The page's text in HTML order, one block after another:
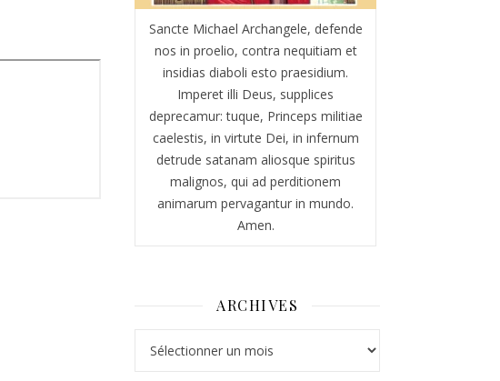
Sancte Michael Archangele, defende
nos in proelio, contra nequitiam et
insidias diaboli esto praesidium.
Imperet illi Deus, supplices
deprecamur: tuque, Princeps militiae
caelestis, in virtute Dei, in infernum
detrude satanam aliosque spiritus
malignos, qui ad perditionem
animarum pervagantur in mundo.
Amen.
ARCHIVES